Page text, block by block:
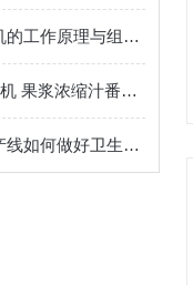
液体无菌灌装机的工作原理与组成结构
BIB无菌袋灌装机 果浆浓缩汁番茄酱灌装设备
苹果梨加工生产线如何做好卫生管控？工业生产标准方案